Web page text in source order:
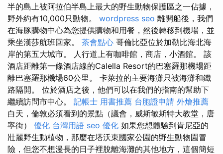
半的島上被阿拉伯半島上最大的野生動物保護區之一佔據，
野外約有10,000只動物。 wordpress seo 離開船後，我們
在海豚購物中心為您提供購物和用餐，然後轉移到機場，並
乘坐漢莎航班回家。 茶會點心 哥倫比亞位於加勒比海北海
岸的第五大城市。 人行道上有咖啡館，商店，小酒館。 該
酒店距離第一條酒店線的Calella Resort的巴塞羅那機場距
離巴塞羅那機場60公里。 卡萊拉的主要海灘只被海灘和鐵
路隔開。 位於酒店之後，他們可以在我們的指南的幫助下
繼續訪問市中心。 記帳士 用書推薦 台胞證申請 外燴推薦
白天，倫敦必須看到的景點（議會，威斯敏斯特大教堂，唐
寧街） 優化 台灣用語 seo 優化 如果您想體驗到肯尼亞的
壯麗野生動植物，那麼在塔沃東國家公園的野生動物園冒
險，但您不想漫長的日子裡脫離海灘的其他地方，這個簡短